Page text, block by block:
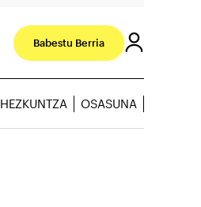
Babestu Berria
HEZKUNTZA OSASUNA